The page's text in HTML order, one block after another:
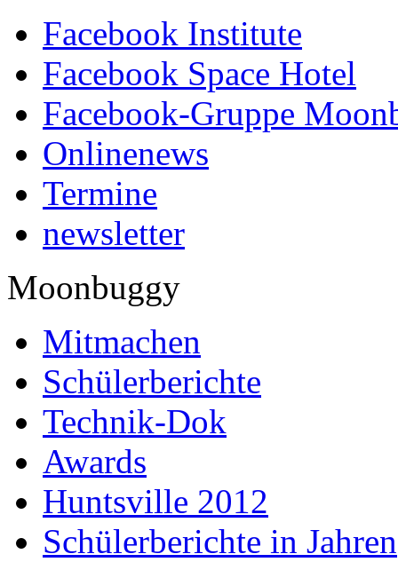
Facebook Institute
Facebook Space Hotel
Facebook-Gruppe
Onlinenews
Termine
newsletter
Moonbuggy
Mitmachen
Schülerberichte
Technik-Dok
Awards
Huntsville 2012
Schülerberichte in Jahren